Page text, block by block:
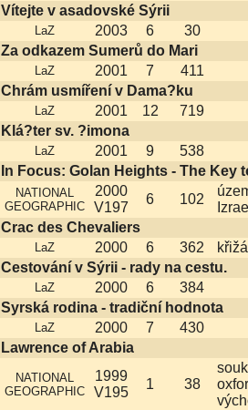
Vítejte v asadovské Sýrii
LaZ 2003 6
30
Za odkazem Sumerů do Mari
LaZ 2001 7
411
Chrám usmíření v Dama?ku
LaZ 2001 12
719
Klá?ter sv. ?imona
LaZ 2001 9
538
In Focus: Golan Heights - The Key
NATIONAL
GEOGRAPHIC
2000
V197
6 102
Crac des Chevaliers
LaZ 2000 6 362
Cestování v Sýrii - rady na cestu.
LaZ 2000 6
384
Syrská rodina - tradiční hodnota
LaZ 2000 7
430
Lawrence of Arabia
NATIONAL
GEOGRAPHIC
1999
V195
1 38